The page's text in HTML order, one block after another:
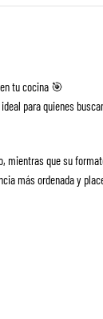
tu cocina 🎯
para quienes
mientras que su
más ordenada y